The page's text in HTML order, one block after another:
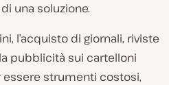
una soluzione.
l’acquisto di giornali, riviste
pubblicità sui cartelloni
strumenti costosi,